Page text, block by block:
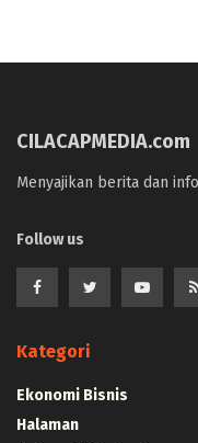
CILACAPMEDIA.com
Menyajikan berita dan
Follow us
Kategori
Ekonomi Bisnis
Halaman